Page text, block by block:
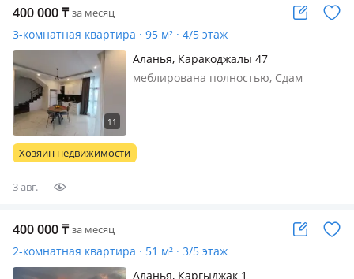
400 000₸ за месяц
3-комнатная квартира · 95 м² · 4/5 этаж
Аланья, Каракоджалы 47
меблирована полностью, Сдам
меблирована, в комплексе уличный и
внутренний бассейн, сауна, хамам,
Хозяин недвижимости
3 авг.
400 000₸ за месяц
2-комнатная квартира · 51 м² · 3/5 этаж
Аланья, Каргыджак 1